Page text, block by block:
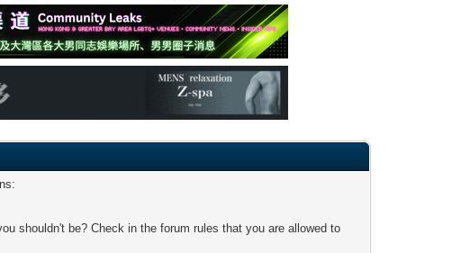
shouldn't be? Check in the forum rules that you are allowed to